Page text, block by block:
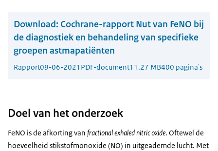
Download: Cochrane-rapport Nut van FeNO bij
de diagnostiek en behandeling van specifieke
groepen astmapatiënten
Rapport09-06-2021 PDF-document11.27 MB400 pagina's
Doel van het onderzoek
FeNO is de afkorting van fractional exhaled nitric oxide. Oftewel de
hoeveelheid stikstofmonoxide (NO) in uitgeademde lucht. Met